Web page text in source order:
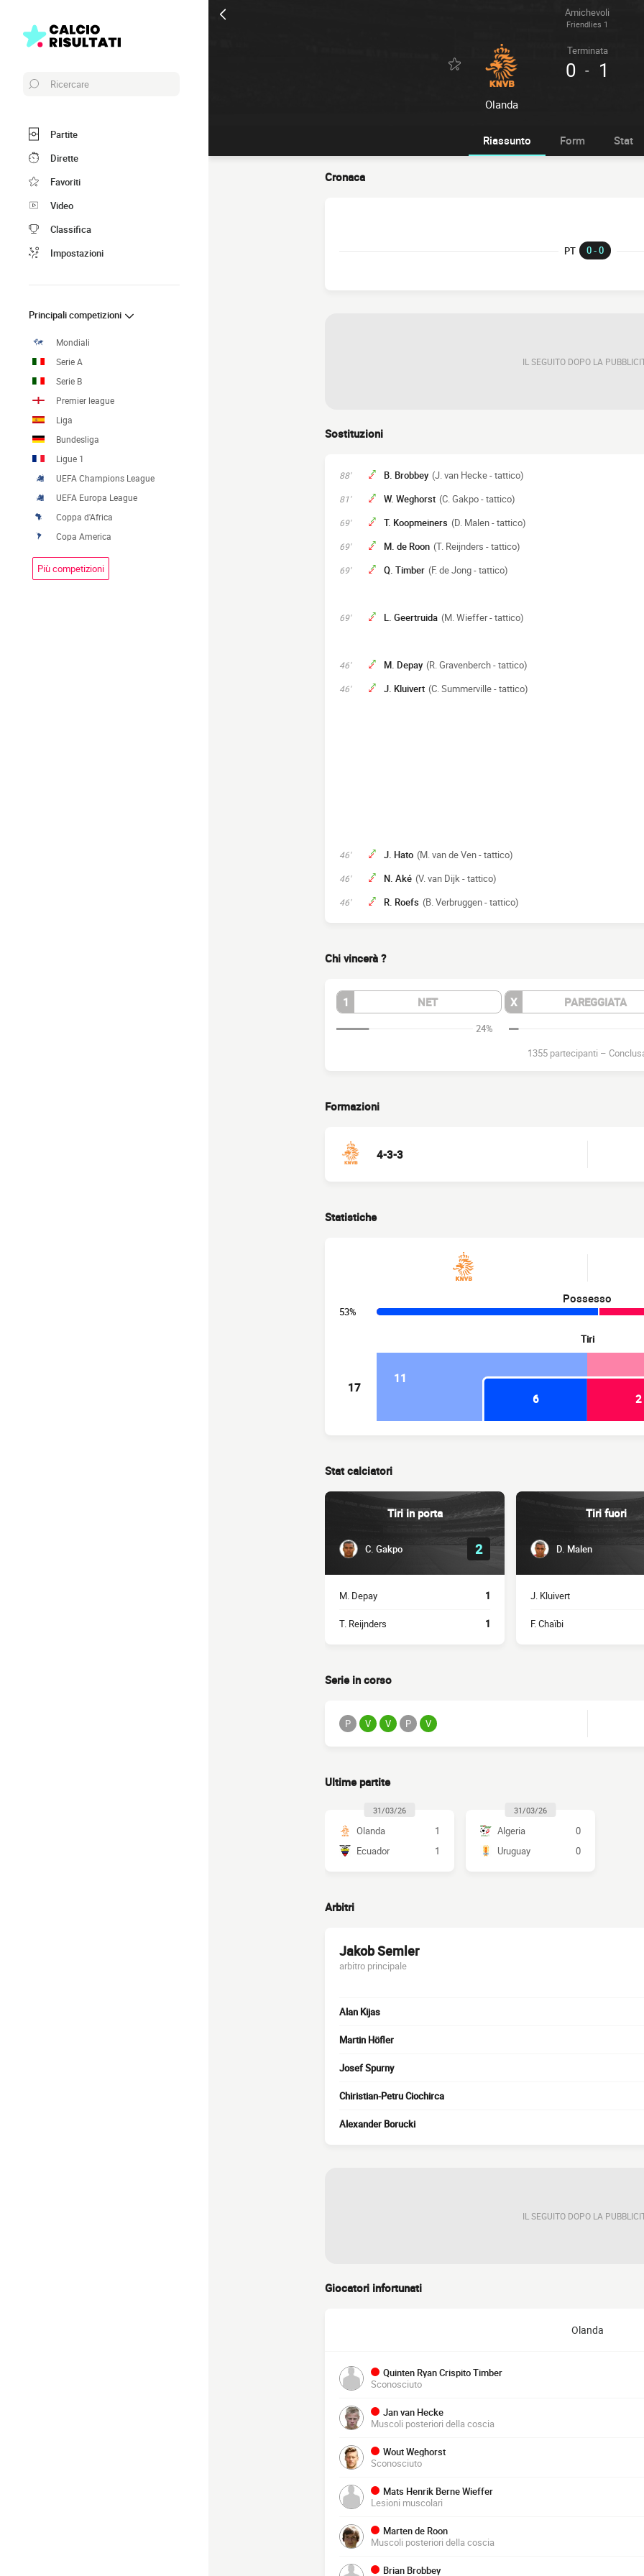
Amichevoli
Friendlies 1
Olanda
Terminata
0 - 1
Ricercare
Partite
Dirette
Favoriti
Video
Classifica
Impostazioni
Principali competizioni
Mondiali
Serie A
Serie B
Premier league
Liga
Bundesliga
Ligue 1
UEFA Champions League
UEFA Europa League
Coppa d'Africa
Copa America
Più competizioni
Riassunto Form Stat
Cronaca
PT 0 - 0
IL SEGUITO DOPO LA
Sostituzioni
88' B. Brobbey (J. van Hecke - tattico)
81' W. Weghorst (C. Gakpo - tattico)
69' T. Koopmeiners (D. Malen - tattico)
69' M. de Roon (T. Reijnders - tattico)
69' Q. Timber (F. de Jong - tattico)
69' L. Geertruida (M. Wieffer - tattico)
46' M. Depay (R. Gravenberch - tattico)
46' J. Kluivert (C. Summerville - tattico)
46' J. Hato (M. van de Ven - tattico)
46' N. Aké (V. van Dijk - tattico)
46' R. Roefs (B. Verbruggen - tattico)
Chi vincerà ?
1 NET X PAREGGIATA
24%
1355 partecipanti –
Formazioni
4-3-3
Statistiche
Possesso
53%
Tiri
17
11
6
2
Stat calciatori
Tiri in porta
C. Gakpo 2
M. Depay 1
T. Reijnders 1
Tiri fuori
D. Malen
J. Kluivert
F. Chaïbi
Serie in corso
P V V P V
Ultime partite
31/03/26
Olanda
1
Ecuador
1
31/03/26
Algeria
0
Uruguay
0
Arbitri
Jakob Semler
arbitro principale
Alan Kijas
Martin Höfler
Josef Spurny
Chiristian-Petru Ciochirca
Alexander Borucki
IL SEGUITO DOPO LA
Giocatori infortunati
Olanda
Quinten Ryan Crispito Timber
Sconosciuto
Jan van Hecke
Muscoli posteriori della coscia
Wout Weghorst
Sconosciuto
Mats Henrik Berne Wieffer
Lesioni muscolari
Marten de Roon
Muscoli posteriori della coscia
Brian Brobbey